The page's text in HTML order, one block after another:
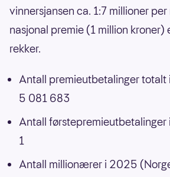
vinnersjansen ca. 1:7 millioner
nasjonal premie (1 million kroner)
rekker.
Antall premieutbetalinger
5 081 683
Antall
1
Antall millionærer i 2025